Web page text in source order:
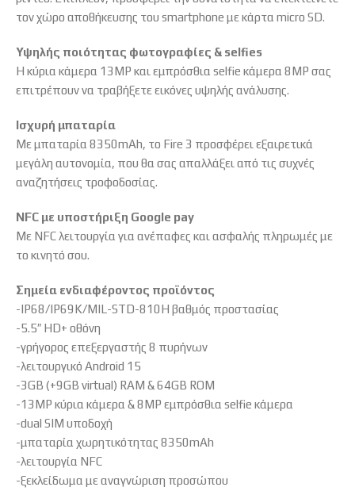
τον χώρο αποθήκευσης του smartphone με κάρτα micro SD.
Υψηλής ποιότητας φωτογραφίες & selfies
Η κύρια κάμερα 13MP και εμπρόσθια selfie κάμερα 8MP σας
επιτρέπουν να τραβήξετε εικόνες υψηλής ανάλυσης.
Ισχυρή μπαταρία
Με μπαταρία 8350mAh, το Fire 3 προσφέρει εξαιρετικά
μεγάλη αυτονομία, που θα σας απαλλάξει από τις συχνές
αναζητήσεις τροφοδοσίας.
NFC με υποστήριξη Google pay
Με NFC λειτουργία για ανέπαφες και ασφαλής πληρωμές με
το κινητό σου.
Σημεία ενδιαφέροντος προϊόντος
-IP68/IP69K/MIL-STD-810H βαθμός προστασίας
-5.5″ HD+ οθόνη
-γρήγορος επεξεργαστής 8 πυρήνων
-λειτουργικό Android 15
-3GB (+9GB virtual) RAM & 64GB ROM
-13MP κύρια κάμερα & 8MP εμπρόσθια selfie κάμερα
-dual SIM υποδοχή
-μπαταρία χωρητικότητας 8350mAh
-λειτουργία NFC
-ξεκλείδωμα με αναγνώριση προσώπου